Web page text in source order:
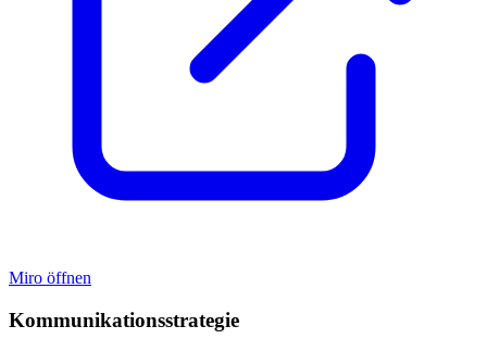
Miro öffnen
Kommunikationsstrategie